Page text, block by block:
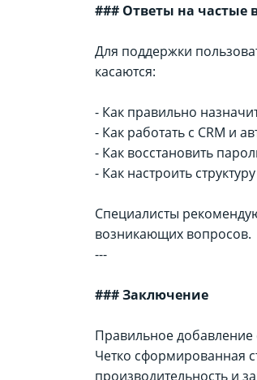
### Ответы на частые
Для поддержки
касаются:
- Как правильно
- Как работать с CRM и
- Как восстановить
- Как настроить
Специалисты
возникающих вопросов.
---
### Заключение
Правильное добавление
Четко сформированная
производительность и